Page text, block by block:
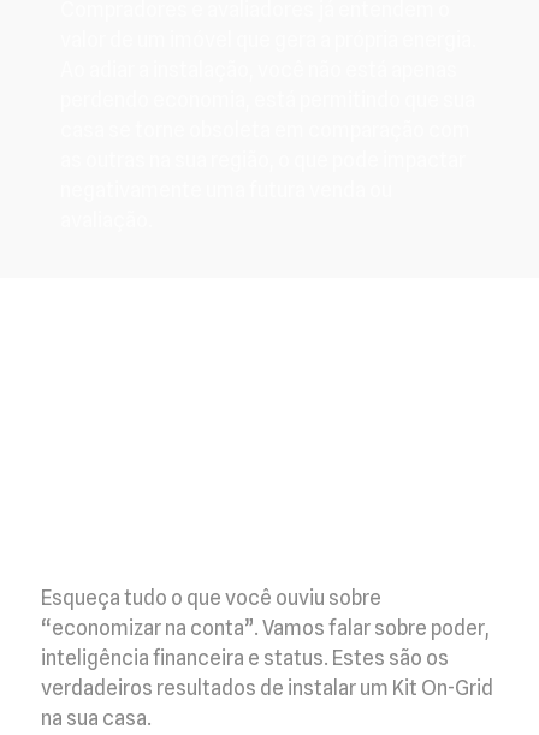
Esqueça tudo o que você ouviu sobre
“economizar na conta”. Vamos falar sobre poder,
inteligência financeira e status. Estes são os
verdadeiros resultados de instalar um Kit On-Grid
na sua casa.